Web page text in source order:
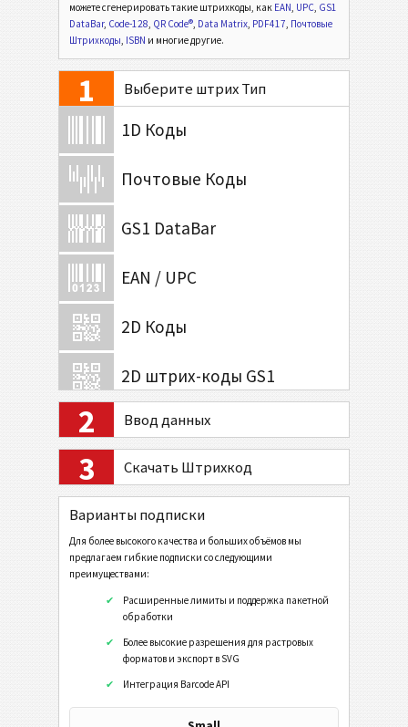
можете сгенерировать такие штрихкоды, как EAN, UPC, GS1
DataBar, Code-128, QR Code®, Data Matrix, PDF417, Почтовые
Штрихкоды, ISBN и многие другие.
1 Выберите штрих Тип
1D Коды
Почтовые Коды
GS1 DataBar
EAN / UPC
2D Коды
2D штрих-коды GS1
Банк и платежи
Мобильный Тэг
QR-код
Data Matrix
Aцтек
URL
Набрать номер телефона
Послать SMS
Профайл в Twitter
2 Ввод данных
3 Скачать Штрихкод
Варианты подписки
Для более высокого качества и больших объёмов мы
предлагаем гибкие подписки со следующими
преимуществами:
Расширенные лимиты и поддержка пакетной
обработки
Более высокие разрешения для растровых
форматов и экспорт в SVG
Интеграция Barcode API